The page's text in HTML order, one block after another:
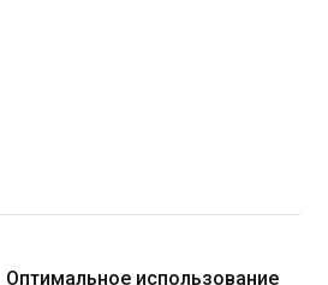
Оптимальное использование